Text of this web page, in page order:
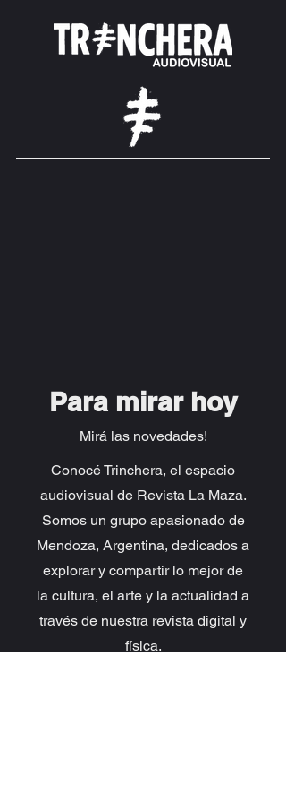
Para mirar hoy
Mirá las novedades!
Conocé Trinchera, el espacio
audiovisual de Revista La Maza.
Somos un grupo apasionado de
Mendoza, Argentina, dedicados a
explorar y compartir lo mejor de
la cultura, el arte y la actualidad a
través de nuestra revista digital y
física.